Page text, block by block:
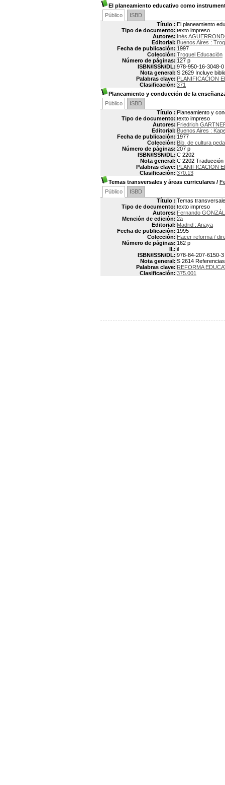
El planeamiento educativo como
Público
ISBD
Título : El planeamiento
Tipo de documento: texto impreso
Autores: Inés
Editorial: Buenos Aires :
Fecha de publicación: 1997
Colección: Troquel Educación
Número de páginas: 127 p
ISBN/ISSN/DL: 978-950-16-3048-0
Nota general: S 2629 Incluye
Palabras clave: PLANIFICACION
Clasificación: 371
Planeamiento y conducción de la
Público
ISBD
Título : Planeamiento y
Tipo de documento: texto impreso
Autores: Friedrich
Editorial: Buenos Aires :
Fecha de publicación: 1977
Colección: Bib. de cultura
Número de páginas: 207 p
ISBN/ISSN/DL: C 2202
Nota general: C 2202
Palabras clave: PLANIFICACION
Clasificación: 370.13
Temas transversales y áreas curriculares /
Público
ISBD
Título : Temas
Tipo de documento: texto impreso
Autores: Fernando
Mención de edición: 2a
Editorial: Madrid : Anaya
Fecha de publicación: 1995
Colección: Hacer reforma /
Número de páginas: 162 p
Il.: il
ISBN/ISSN/DL: 978-84-207-6150-3
Nota general: S 2614
Palabras clave: REFORMA
Clasificación: 375.001